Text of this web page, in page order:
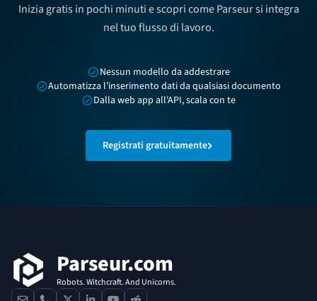
Inizia gratis in pochi minuti e scopri come Parseur si integra
nel tuo flusso di lavoro.
Nessun modello da addestrare
Automatizza l’inserimento dati da qualsiasi documento
Dalla web app all'API, scala con te
Registrati gratuitamente
Parseur.com
Robots. Witchcraft. And Unicorns.